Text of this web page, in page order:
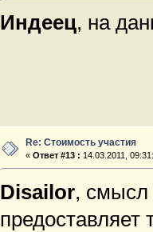
Индеец, на
Re: Стоимость участия
«Ответ #13 : 14.03.2011,
Disailor, смысл
предоставляет